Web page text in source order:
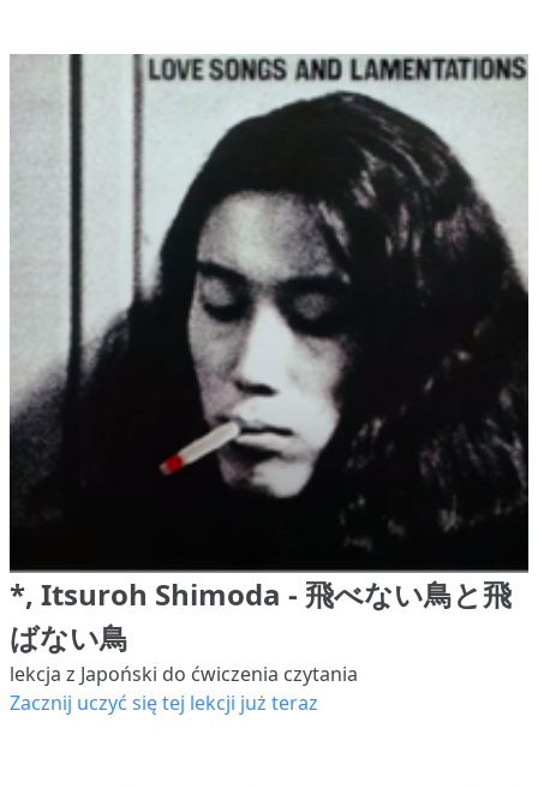
*, Itsuroh Shimoda - 飛べない鳥と飛
ばない鳥
lekcja z Japoński do ćwiczenia czytania
Zacznij uczyć się tej lekcji już teraz